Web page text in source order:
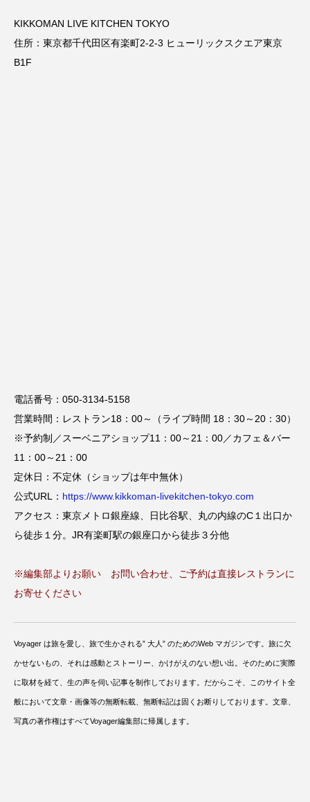
KIKKOMAN LIVE KITCHEN TOKYO
住所：東京都千代田区有楽町2-2-3 ヒューリックスクエア東京
B1F
電話番号：050-3134-5158
営業時間：レストラン18：00～（ライブ時間 18：30～20：30）
※予約制／スーベニアショップ11：00～21：00／カフェ＆バー
11：00～21：00
定休日：不定休（ショップは年中無休）
公式URL： https://www.kikkoman-livekitchen-tokyo.com
アクセス：東京メトロ銀座線、日比谷駅、丸の内線のC１出口か
ら徒歩１分。JR有楽町駅の銀座口から徒歩３分他
※編集部よりお願い お問い合わせ、ご予約は直接レストランに
お寄せください
Voyager は旅を愛し、旅で生かされる” 大人” のためのWeb マガジンです。旅に欠
かせないもの、それは感動とストーリー、かけがえのない想い出。そのために実際
に取材を経て、生の声を伺い記事を制作しております。だからこそ、このサイト全
般において文章・画像等の無断転載、無断転記は固くお断りしております。文章、
写真の著作権はすべてVoyager編集部に帰属します。